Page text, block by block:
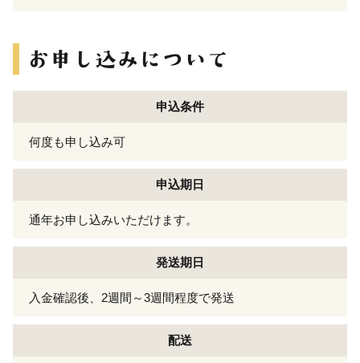
申込条件
何度も申し込み可
申込期日
通年お申し込みいただけます。
発送期日
入金確認後、2週間～3週間程度で発送
配送